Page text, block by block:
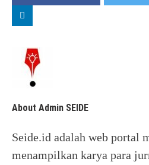
About Admin SEIDE
Seide.id adalah web portal
menampilkan karya para